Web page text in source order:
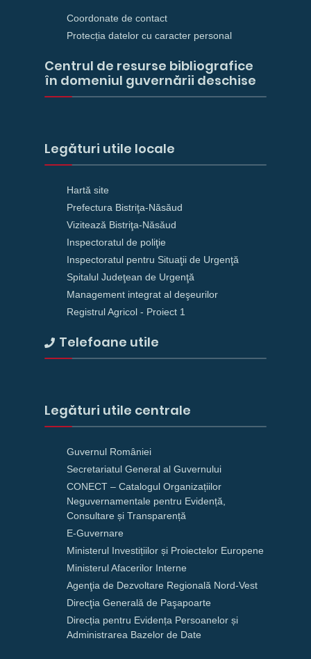
Coordonate de contact
Protecția datelor cu caracter personal
Centrul de resurse bibliografice
în domeniul guvernării deschise
Legături utile locale
Hartă site
Prefectura Bistriţa-Năsăud
Vizitează Bistriţa-Năsăud
Inspectoratul de poliţie
Inspectoratul pentru Situaţii de Urgenţă
Spitalul Judeţean de Urgenţă
Management integrat al deşeurilor
Registrul Agricol - Proiect 1
Telefoane utile
Legături utile centrale
Guvernul României
Secretariatul General al Guvernului
CONECT – Catalogul Organizațiilor
Neguvernamentale pentru Evidență,
Consultare și Transparență
E-Guvernare
Ministerul Investițiilor și Proiectelor Europene
Ministerul Afacerilor Interne
Agenţia de Dezvoltare Regională Nord-Vest
Direcţia Generală de Paşapoarte
Direcția pentru Evidența Persoanelor și
Administrarea Bazelor de Date